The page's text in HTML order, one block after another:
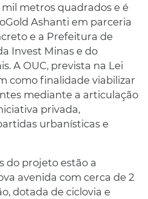
metros quadrados e é
Ashanti em parceria
e a Prefeitura de
Invest Minas e do
A OUC, prevista na Lei
como finalidade viabilizar
mediante a articulação
privada,
urbanísticas e
do projeto estão a
avenida com cerca de 2
dotada de ciclovia e